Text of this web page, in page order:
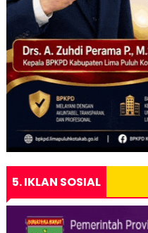
5. IKLAN SOSIAL